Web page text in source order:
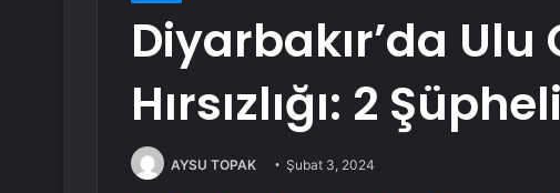
Diyarbakır’da Ulu
Hırsızlığı: 2
AYSU TOPAK Şubat 3, 2024